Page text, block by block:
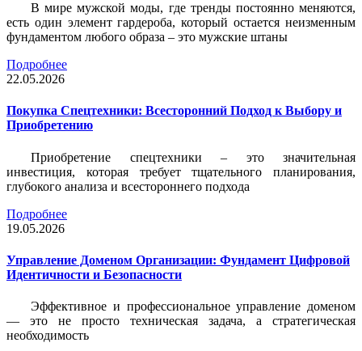
В мире мужской моды, где тренды постоянно меняются,
есть один элемент гардероба, который остается неизменным
фундаментом любого образа – это мужские штаны
Подробнее
22.05.2026
Покупка Спецтехники: Всесторонний Подход к Выбору и
Приобретению
Приобретение спецтехники – это значительная
инвестиция, которая требует тщательного планирования,
глубокого анализа и всестороннего подхода
Подробнее
19.05.2026
Управление Доменом Организации: Фундамент Цифровой
Идентичности и Безопасности
Эффективное и профессиональное управление доменом
— это не просто техническая задача, а стратегическая
необходимость